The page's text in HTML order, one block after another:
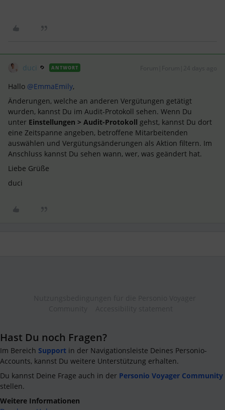
duci ANTWORT
Hallo ​ @EmmaEmily,
Änderungen, welche an anderen Vergütungen getätigt
wurden, kannst Du im Audit-Protokoll sehen. Wenn Du
unter Einstellungen > Audit-Protokoll gehst, kannst Du dort
eine Zeitspanne angeben, betroffene Mitarbeitenden
auswählen und Vergütungsänderungen als Aktion filtern. Im
Anschluss kannst Du sehen wann, wer, was geändert hat.
Liebe Grüße
duci
Hast Du noch Fragen?
Im Bereich Support in der Navigationsleiste Deines Personio-
Accounts, kannst Du weitere Unterstützung erhalten.
Du kannst Deine Frage auch in der Personio Voyager Community
stellen.
Weitere Informationen